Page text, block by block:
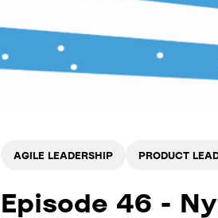
AGILE LEADERSHIP PRODUCT
Episode 46 -